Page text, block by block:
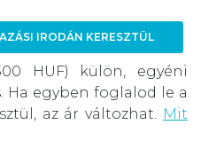
IRODÁN KERESZTÜL
HUF) külön, egyéni
Ha egyben foglalod le a
az ár változhat. Mit